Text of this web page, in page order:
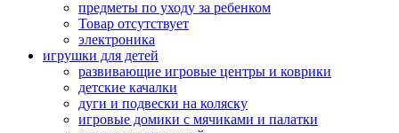
предметы по уходу за ребенком
Товар отсутствует
электроника
игрушки для детей
развивающие игровые центры и коврики
детские качалки
дуги и подвески на коляску
игровые домики с мячиками и палатки